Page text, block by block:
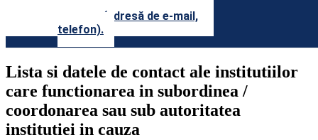
precum şi datele lor de
contact (adresă de e-mail,
telefon).
Lista si datele de contact ale institutiilor
care functionarea in subordinea /
coordonarea sau sub autoritatea
institutiei in cauza